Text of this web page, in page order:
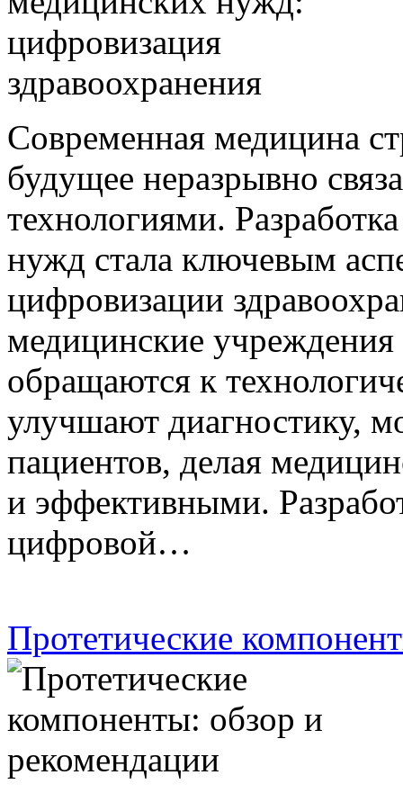
Современная медицина
будущее неразрывно
технологиями.
нужд стала ключевым
цифровизации
медицинские
обращаются к
улучшают диагностику,
пациентов, делая
и эффективными.
цифровой…
Протетические